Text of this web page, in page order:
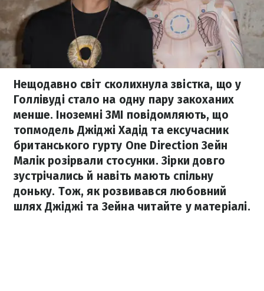
Нещодавно світ сколихнула звістка, що у
Голлівуді стало на одну пару закоханих
менше. Іноземні ЗМІ повідомляють, що
топмодель Джіджі Хадід та ексучасник
британського гурту One Direction Зейн
Малік розірвали стосунки. Зірки довго
зустрічались й навіть мають спільну
доньку. Тож, як розвивався любовний
шлях Джіджі та Зейна читайте у матеріалі.